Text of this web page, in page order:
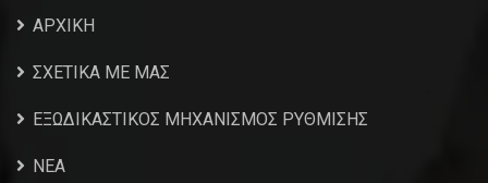
ΑΡΧΙΚΗ
ΣΧΕΤΙΚΑ ΜΕ ΜΑΣ
ΕΞΩΔΙΚΑΣΤΙΚΟΣ ΜΗΧΑΝΙΣΜΟΣ ΡΥΘΜΙΣΗΣ
NEA